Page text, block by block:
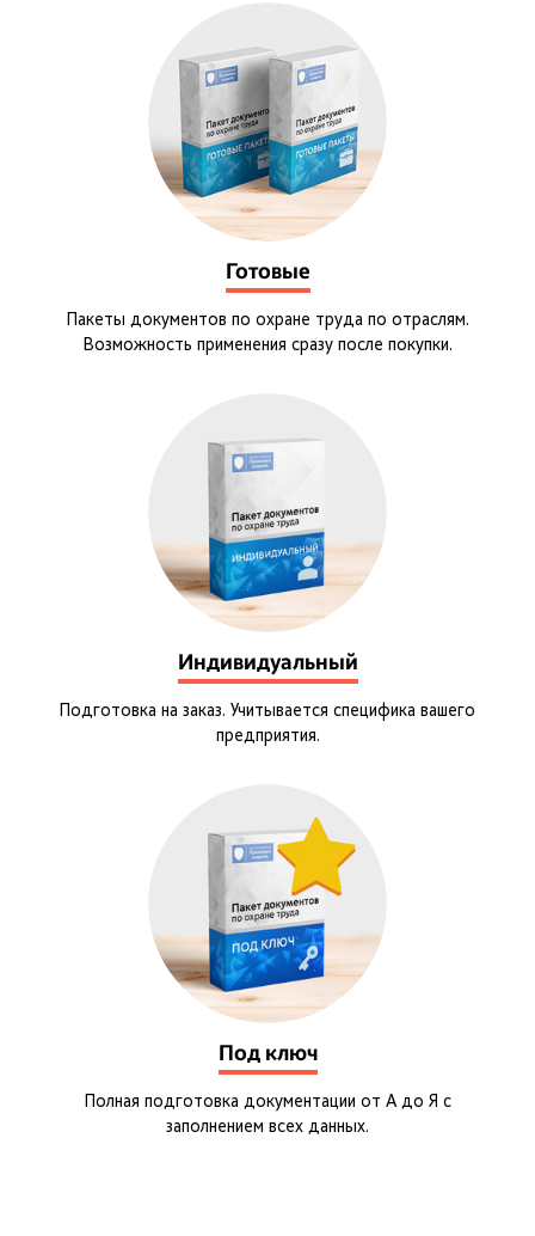
Готовые
Пакеты документов по охране труда по отраслям.
Возможность применения сразу после покупки.
Индивидуальный
Подготовка на заказ. Учитывается специфика вашего
предприятия.
Под ключ
Полная подготовка документации от А до Я с
заполнением всех данных.